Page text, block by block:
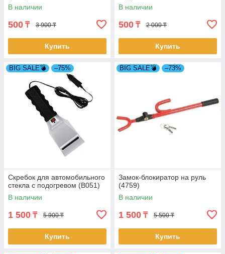
В наличии
500 ₸ 3 900 ₸
Купить
В наличии
500 ₸ 2 000 ₸
Купить
BIG SALE💣 –75%
Скребок для автомобильного
стекла с подогревом (B051)
В наличии
1 500 ₸ 5 900 ₸
Купить
BIG SALE💣 –73%
Замок-блокиратор на руль
(4759)
В наличии
1 500 ₸ 5 500 ₸
Купить